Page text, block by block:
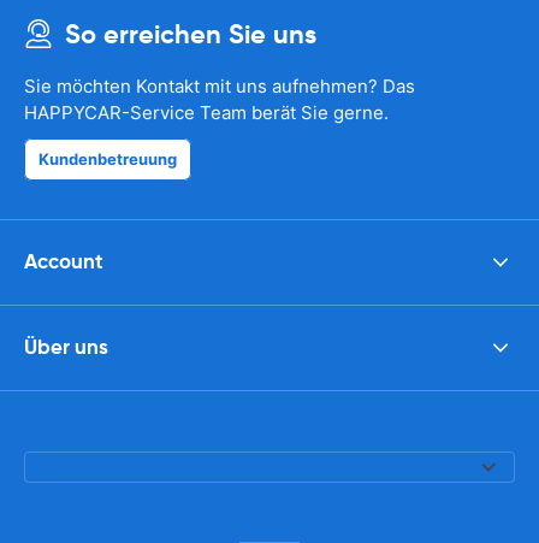
So erreichen Sie uns
Sie möchten Kontakt mit uns aufnehmen? Das
HAPPYCAR-Service Team berät Sie gerne.
Kundenbetreuung
Account
Über uns